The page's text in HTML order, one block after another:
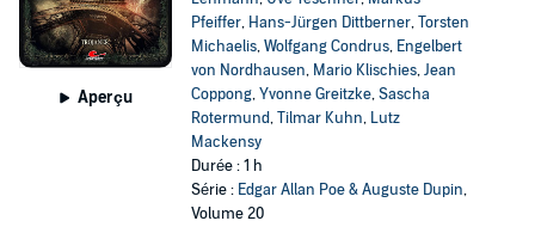
Aperçu
Pfeiffer, Hans-Jürgen Dittberner,Torsten
Michaelis,Wolfgang Condrus, Engelbert
von Nordhausen, Mario Klischies,Jean
Coppong,Yvonne Greitzke,Sascha
Rotermund,Tilmar Kuhn, Lutz
Mackensy
Durée : 1 h
Série : Edgar Allan Poe & Auguste Dupin,
Volume 20